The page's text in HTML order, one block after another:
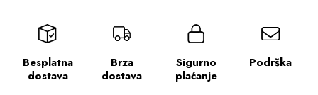
Besplatna
dostava
Brza
dostava
Sigurno
plaćanje
Podrška